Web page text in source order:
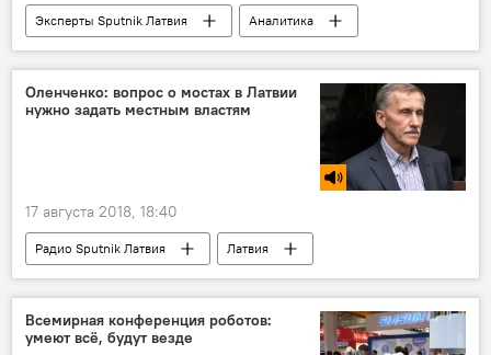
Эксперты Sputnik Латвия
Аналитика
Россия
Германия
Австрия
Оленченко: вопрос о мостах в Латвии
нужно задать местным властям
17 августа 2018, 18:40
Радио Sputnik Латвия
Латвия
Владимир Оленченко
Latvijas valsts ceļi
мост
Всемирная конференция роботов:
умеют всё, будут везде